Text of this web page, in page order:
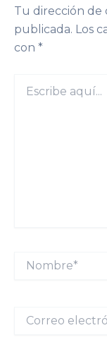
Tu dirección de
publicada. Los
con *
aquí...
electrónico*